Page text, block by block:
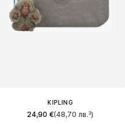
KIPLING
24,90 €(48,70 лв.³)